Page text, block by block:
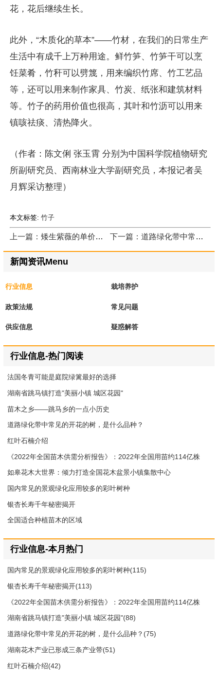
花，花后继续生长。
此外，“木质化的草本”——竹材，在我们的日常生产
生活中有成千上万种用途。鲜竹笋、竹笋干可以烹
饪菜肴，竹秆可以劈篾，用来编织竹席、竹工艺品
等，还可以用来制作家具、竹炭、纸张和建筑材料
等。竹子的药用价值也很高，其叶和竹沥可以用来
镇咳祛痰、清热降火。
（作者：陈文俐 张玉霄 分别为中国科学院植物研究
所副研究员、西南林业大学副研究员，本报记者吴
月辉采访整理）
本文标签: 竹子
上一篇：矮生紫薇的单价如何降低？ 下一篇：道路绿化带中常见的开花的树，是什么品种？
新闻资讯Menu
行业信息 栽培养护
政策法规 常见问题
供应信息 疑惑解答
行业信息-热门阅读
法国冬青可能是庭院绿篱最好的选择
湖南省跳马镇打造"美丽小镇 城区花园"
苗木之乡——跳马乡的一点小历史
道路绿化带中常见的开花的树，是什么品种？
红叶石楠介绍
《2022年全国苗木供需分析报告》：2022年全国用苗约114亿株
如皋花木大世界：倾力打造全国花木盆景小镇集散中心
国内常见的景观绿化应用较多的彩叶树种
银杏长寿千年秘密揭开
全国适合种植苗木的区域
行业信息-本月热门
国内常见的景观绿化应用较多的彩叶树种(115)
银杏长寿千年秘密揭开(113)
《2022年全国苗木供需分析报告》：2022年全国用苗约114亿株
(109)
湖南省跳马镇打造"美丽小镇 城区花园"(88)
道路绿化带中常见的开花的树，是什么品种？(75)
湖南花木产业已形成三条产业带(51)
红叶石楠介绍(42)